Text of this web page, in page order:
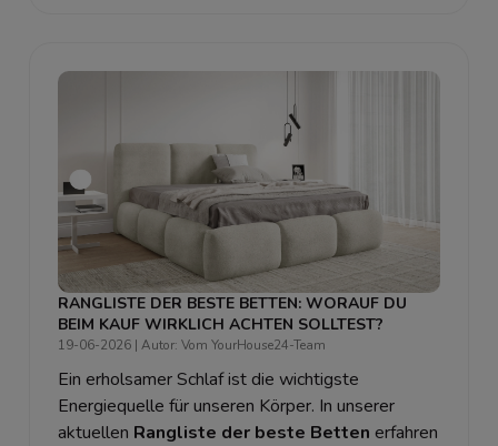
RANGLISTE DER BESTE BETTEN: WORAUF DU
BEIM KAUF WIRKLICH ACHTEN SOLLTEST?
19-06-2026 | Autor: Vom YourHouse24-Team
Ein erholsamer Schlaf ist die wichtigste
Energiequelle für unseren Körper. In unserer
aktuellen Rangliste der beste Betten erfahren